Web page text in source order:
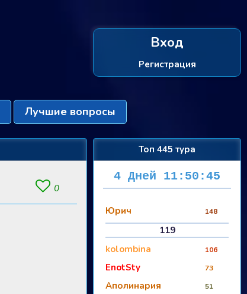
Вход
Регистрация
Лучшие вопросы
Топ 445 тура
4 Дней 11:50:44
Юрич 148
119
kolombina
106
EnotSty 73
Аполинария 51
0